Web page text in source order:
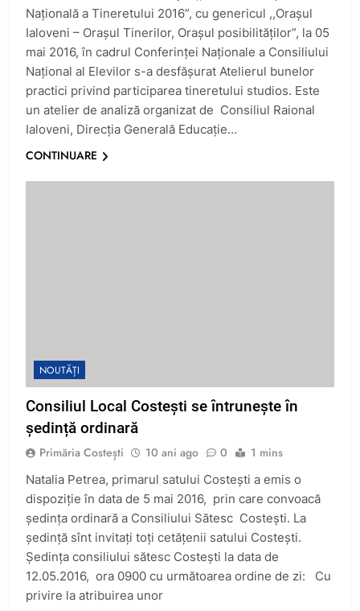
Naţională a Tineretului 2016”, cu genericul ,,Oraşul
Ialoveni – Oraşul Tinerilor, Oraşul posibilităţilor”, la 05
mai 2016, în cadrul Conferinţei Naţionale a Consiliului
Naţional al Elevilor s-a desfăşurat Atelierul bunelor
practici privind participarea tineretului studios. Este
un atelier de analiză organizat de Consiliul Raional
Ialoveni, Direcţia Generală Educaţie…
CONTINUARE
NOUTĂȚI
Consiliul Local Costești se întrunește în
ședință ordinară
Primăria Costești 10 ani ago 0 1 mins
Natalia Petrea, primarul satului Costești a emis o
dispoziție în data de 5 mai 2016, prin care convoacă
ședința ordinară a Consiliului Sătesc Costești. La
ședință sînt invitați toți cetățenii satului Costești.
Ședința consiliului sătesc Costești la data de
12.05.2016, ora 0900 cu următoarea ordine de zi: Cu
privire la atribuirea unor